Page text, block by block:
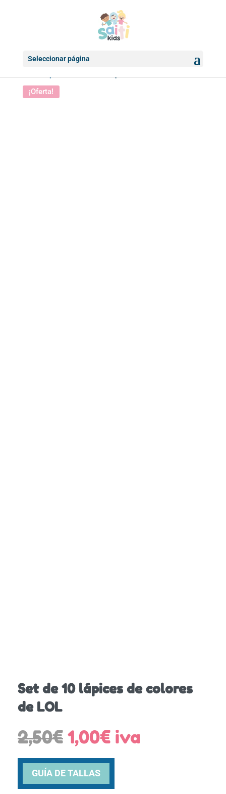
Seleccionar página
¡Oferta!
Set de 10 lápices de colores
de LOL
2,50€ El
precio
original
era:
2,50€.
1,00€El
precio
actual
iva
GUÍA DE TALLAS